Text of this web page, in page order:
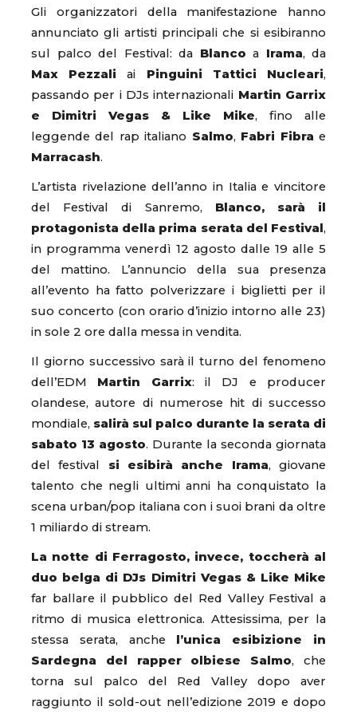
Gli organizzatori della manifestazione hanno
annunciato gli artisti principali che si esibiranno
sul palco del Festival: da Blanco a Irama, da
Max Pezzali ai Pinguini Tattici Nucleari,
passando per i DJs internazionali Martin Garrix
e Dimitri Vegas & Like Mike, fino alle
leggende del rap italiano Salmo, Fabri Fibra e
Marracash.
L’artista rivelazione dell’anno in Italia e vincitore
del Festival di Sanremo, Blanco, sarà il
protagonista della prima serata del Festival ,
in programma venerdì 12 agosto dalle 19 alle 5
del mattino. L’annuncio della sua presenza
all’evento ha fatto polverizzare i biglietti per il
suo concerto (con orario d’inizio intorno alle 23)
in sole 2 ore dalla messa in vendita.
Il giorno successivo sarà il turno del fenomeno
dell’EDM Martin Garrix: il DJ e producer
olandese, autore di numerose hit di successo
mondiale, salirà sul palco durante la serata di
sabato 13 agosto. Durante la seconda giornata
del festival si esibirà anche Irama, giovane
talento che negli ultimi anni ha conquistato la
scena urban/pop italiana con i suoi brani da oltre
1 miliardo di stream.
La notte di Ferragosto, invece, toccherà al
duo belga di DJs Dimitri Vegas & Like Mike
far ballare il pubblico del Red Valley Festival a
ritmo di musica elettronica. Attesissima, per la
stessa serata, anche
l’unica esibizione in
Sardegna del rapper olbiese Salmo, che
torna sul palco del Red Valley dopo aver
raggiunto il sold-out nell’edizione 2019 e dopo